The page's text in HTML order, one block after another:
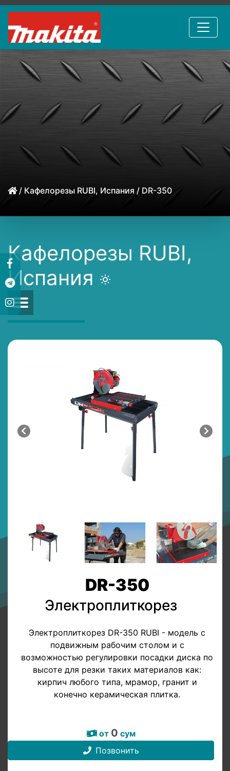
/ Кафелорезы RUBI, Испания / DR-350
Кафелорезы RUBI,
Испания
DR-350
Электроплиткорез
Электроплиткорез DR-350 RUBI - модель с
подвижным рабочим столом и с
возможностью регулировки посадки диска по
высоте для резки таких материалов как:
кирпич любого типа, мрамор, гранит и
конечно керамическая плитка.
от 0 сум
Позвонить